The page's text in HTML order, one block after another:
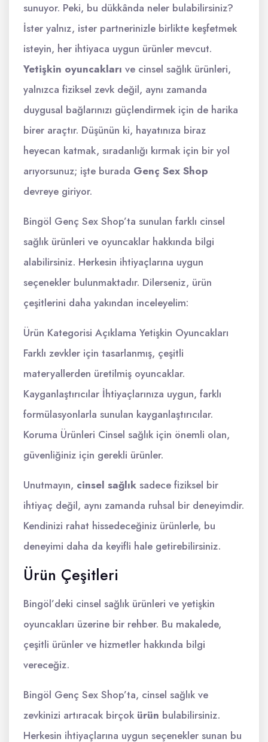
sunuyor. Peki, bu dükkânda neler bulabilirsiniz?
İster yalnız, ister partnerinizle birlikte keşfetmek
isteyin, her ihtiyaca uygun ürünler mevcut.
Yetişkin oyuncakları ve cinsel sağlık ürünleri,
yalnızca fiziksel zevk değil, aynı zamanda
duygusal bağlarınızı güçlendirmek için de harika
birer araçtır. Düşünün ki, hayatınıza biraz
heyecan katmak, sıradanlığı kırmak için bir yol
arıyorsunuz; işte burada Genç Sex Shop
devreye giriyor.
Bingöl Genç Sex Shop’ta sunulan farklı cinsel
sağlık ürünleri ve oyuncaklar hakkında bilgi
alabilirsiniz. Herkesin ihtiyaçlarına uygun
seçenekler bulunmaktadır. Dilerseniz, ürün
çeşitlerini daha yakından inceleyelim:
Ürün Kategorisi Açıklama Yetişkin Oyuncakları
Farklı zevkler için tasarlanmış, çeşitli
materyallerden üretilmiş oyuncaklar.
Kayganlaştırıcılar İhtiyaçlarınıza uygun, farklı
formülasyonlarla sunulan kayganlaştırıcılar.
Koruma Ürünleri Cinsel sağlık için önemli olan,
güvenliğiniz için gerekli ürünler.
Unutmayın, cinsel sağlık sadece fiziksel bir
ihtiyaç değil, aynı zamanda ruhsal bir deneyimdir.
Kendinizi rahat hissedeceğiniz ürünlerle, bu
deneyimi daha da keyifli hale getirebilirsiniz.
Ürün Çeşitleri
Bingöl’deki cinsel sağlık ürünleri ve yetişkin
oyuncakları üzerine bir rehber. Bu makalede,
çeşitli ürünler ve hizmetler hakkında bilgi
vereceğiz.
Bingöl Genç Sex Shop’ta, cinsel sağlık ve
zevkinizi artıracak birçok ürün bulabilirsiniz.
Herkesin ihtiyaçlarına uygun seçenekler sunan bu